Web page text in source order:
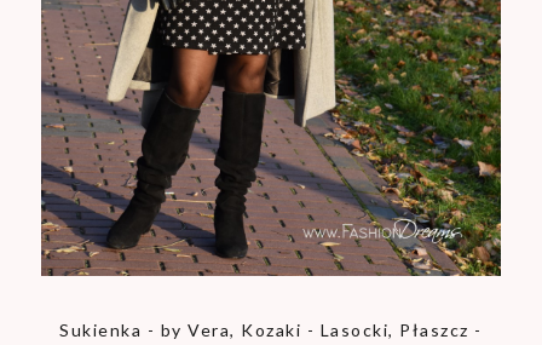
Sukienka - by Vera, Kozaki - Lasocki, Płaszcz -